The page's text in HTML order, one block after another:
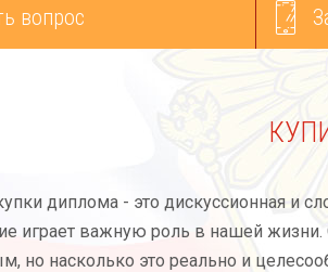
вопрос
диплома - это дискуссионная и
играет важную роль в нашей жизни.
но насколько это реально и